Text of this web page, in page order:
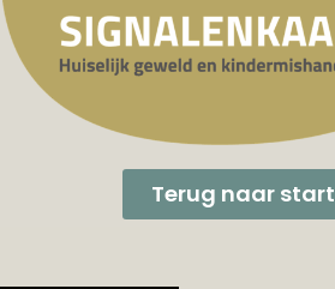
Terug naar start